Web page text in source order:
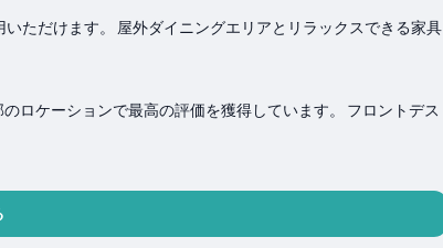
ただけます。 屋外ダイニングエリアとリラックスできる家具
ロケーションで最高の評価を獲得しています。 フロントデス